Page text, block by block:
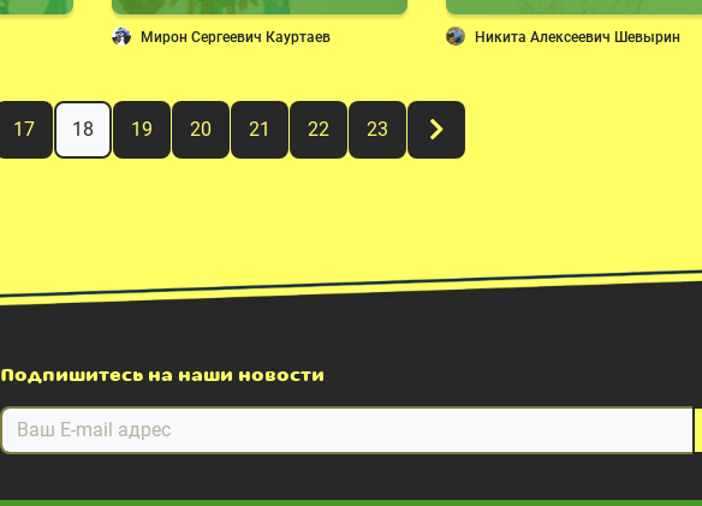
Мирон Сергеевич Кауртаев Никита Алексеевич Шевырин
17 18 19 20 21 22 23
&rarr;
Подпишитесь на наши новости